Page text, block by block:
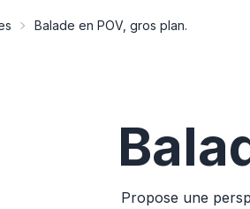
Balade en POV, gros plan.
Propose une